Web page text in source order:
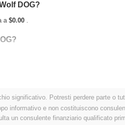
DOG?
a $0.00 .
crypto più ampio?
il mercato crypto complessivo
significativo. Potresti perdere parte o
informativo e non costituiscono
un consulente finanziario qualificato